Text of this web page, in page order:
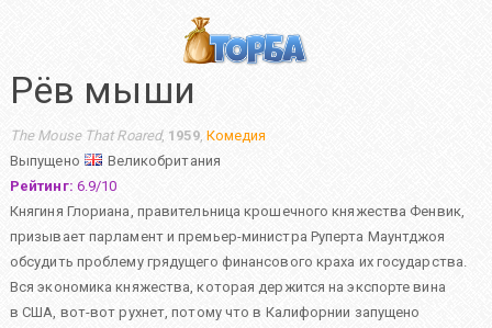
Рёв мыши
The Mouse That Roared, 1959, Комедия
Выпущено
Великобритания
Рейтинг: 6.9/10
Княгиня Глориана, правительница крошечного княжества Фенвик,
призывает парламент и премьер-министра Руперта Маунтджоя
обсудить проблему грядущего финансового краха их государства.
Вся экономика княжества, которая держится на экспорте вина
в США, вот-вот рухнет, потому что в Калифорнии запущено